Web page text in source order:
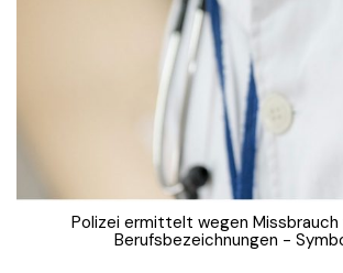
Polizei ermittelt wegen Missbrauch
Berufsbezeichnungen -